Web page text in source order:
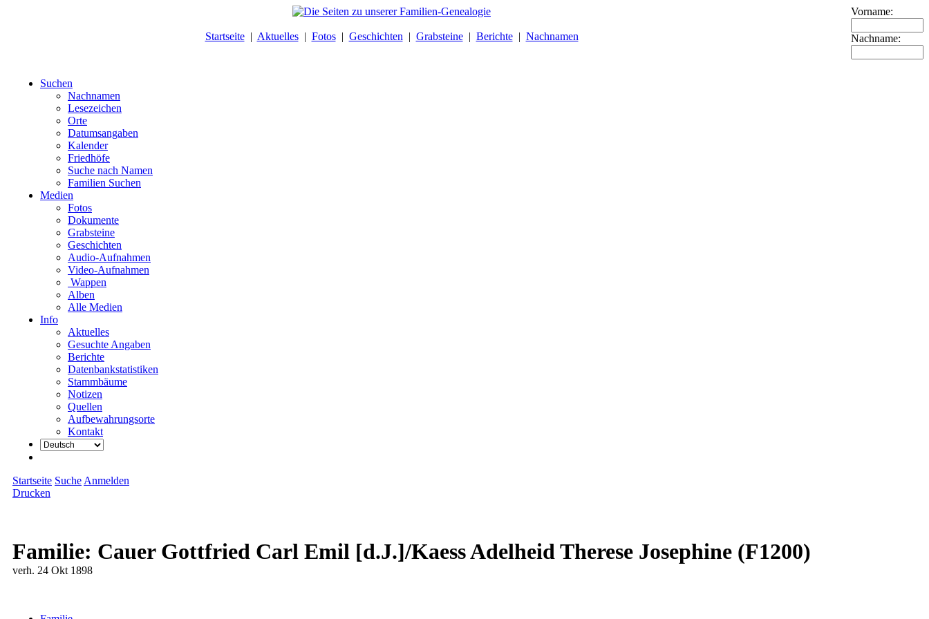
Startseite| Aktuelles| Fotos| Geschichten | Grabsteine| Berichte| Nachnamen
Vorname:
Nachname:
Suchen
Nachnamen
Lesezeichen
Orte
Datumsangaben
Kalender
Friedhöfe
Suche nach Namen
Familien Suchen
Medien
Fotos
Dokumente
Grabsteine
Geschichten
Audio-Aufnahmen
Video-Aufnahmen
Wappen
Alben
Alle Medien
Info
Aktuelles
Gesuchte Angaben
Berichte
Datenbankstatistiken
Stammbäume
Notizen
Quellen
Aufbewahrungsorte
Kontakt
Startseite Suche Anmelden
Drucken
Familie: Cauer Gottfried Carl Emil [d.J.]/Kaess Adelheid Therese Josephine (F1200)
verh. 24 Okt 1898